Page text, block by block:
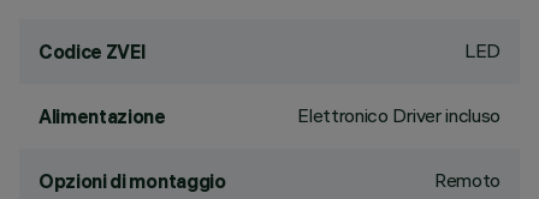
Codice ZVEI LED
Alimentazione Elettronico Driver incluso
Opzioni di montaggio Remoto